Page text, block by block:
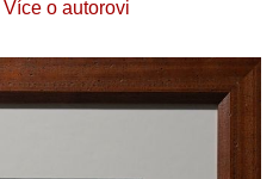
Více o autorovi